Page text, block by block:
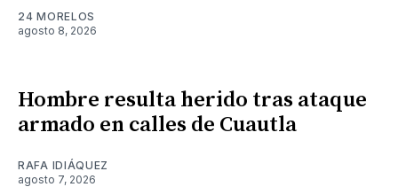
24 MORELOS
agosto 8, 2026
Hombre resulta herido tras ataque
armado en calles de Cuautla
RAFA IDIÁQUEZ
agosto 7, 2026